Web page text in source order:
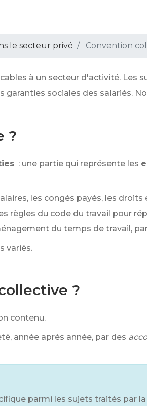
le secteur privé Convention
à un secteur d'activité. Les
sociales des salariés.
?
: une partie qui représente les
les congés payés, les
règles du code du travail pour
du temps de travail,
variés.
?
contenu.
année après année, par des
parmi les sujets traités par